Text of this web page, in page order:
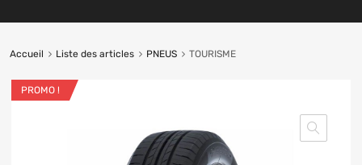
Accueil Liste des articles PNEUS TOURISME
PROMO !